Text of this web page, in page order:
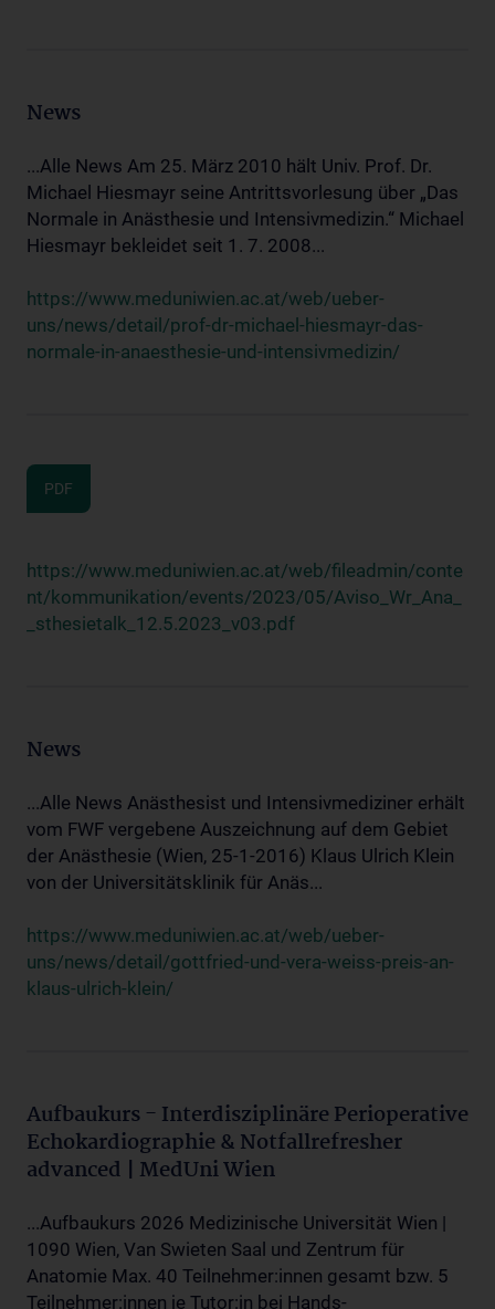
News
...Alle News Am 25. März 2010 hält Univ. Prof. Dr.
Michael Hiesmayr seine Antrittsvorlesung über „Das
Normale in Anästhesie und Intensivmedizin.“ Michael
Hiesmayr bekleidet seit 1. 7. 2008...
https://www.meduniwien.ac.at/web/ueber-
uns/news/detail/prof-dr-michael-hiesmayr-das-
normale-in-anaesthesie-und-intensivmedizin/
PDF
https://www.meduniwien.ac.at/web/fileadmin/conte
nt/kommunikation/events/2023/05/Aviso_Wr_Ana_
_sthesietalk_12.5.2023_v03.pdf
News
...Alle News Anästhesist und Intensivmediziner erhält
vom FWF vergebene Auszeichnung auf dem Gebiet
der Anästhesie (Wien, 25-1-2016) Klaus Ulrich Klein
von der Universitätsklinik für Anäs...
https://www.meduniwien.ac.at/web/ueber-
uns/news/detail/gottfried-und-vera-weiss-preis-an-
klaus-ulrich-klein/
Aufbaukurs - Interdisziplinäre Perioperative
Echokardiographie & Notfallrefresher
advanced | MedUni Wien
...Aufbaukurs 2026 Medizinische Universität Wien |
1090 Wien, Van Swieten Saal und Zentrum für
Anatomie Max. 40 Teilnehmer:innen gesamt bzw. 5
Teilnehmer:innen je Tutor:in bei Hands-